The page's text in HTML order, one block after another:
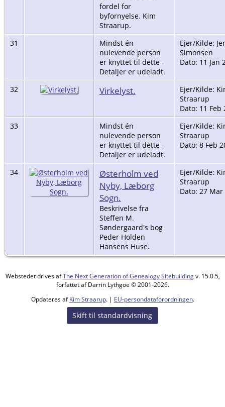
fordel for
byfornyelse. Kim
Straarup.
31
Mindst én
nulevende person
er knyttet til dette -
Detaljer er udeladt.
Ejer/Kilde:
Simonsen
Dato: 11 Jan
32 Virkelyst.
Ejer/Kilde:
Straarup
Dato: 11 Feb
33
Mindst én
nulevende person
er knyttet til dette -
Detaljer er udeladt.
Ejer/Kilde:
Straarup
Dato: 8 Feb
34
Østerholm ved
Nyby, Læborg
Sogn.
Beskrivelse fra
Steffen M.
Søndergaard's bog
Peder Holden
Hansens Huse.
Ejer/Kilde:
Straarup
Dato: 27 Mar
Webstedet drives afThe Next Generation of Genealogy Sitebuildingv. 15.0.5,
forfattet af Darrin Lythgoe © 2001-2026.
Opdateres afKim Straarup. | EU-persondataforordningen.
Skift til standardvisning